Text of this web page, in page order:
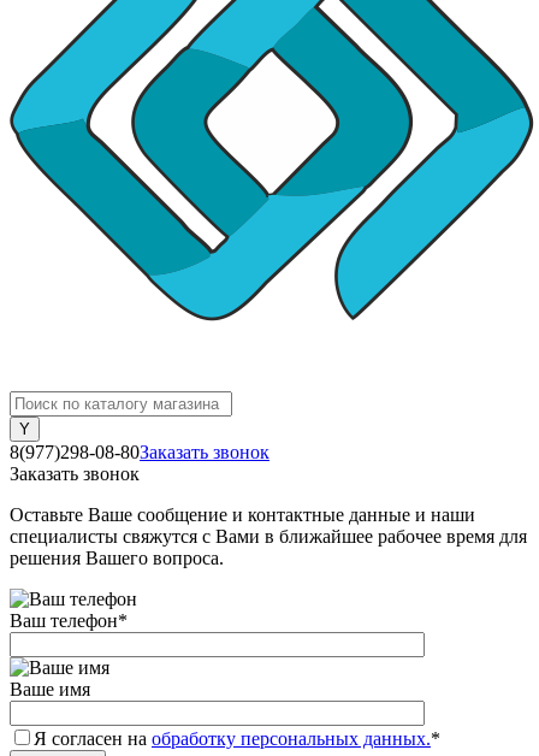
8(977)298-08-80Заказать звонок
Заказать звонок
Оставьте Ваше сообщение и контактные данные и наши
специалисты свяжутся с Вами в ближайшее рабочее время для
решения Вашего вопроса.
Ваш телефон*
Ваше имя
Я согласен на обработку персональных данных.*